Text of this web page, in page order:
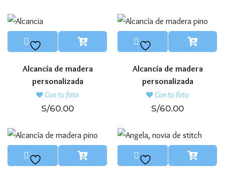
Alcancía de madera
personalizada
Con tu foto
S/60.00
Alcancía de madera
personalizada
Con tu foto
S/60.00